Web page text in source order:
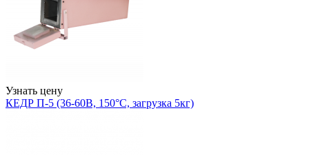
Узнать цену
КЕДР П-5 (36-60В, 150°C, загрузка 5кг)